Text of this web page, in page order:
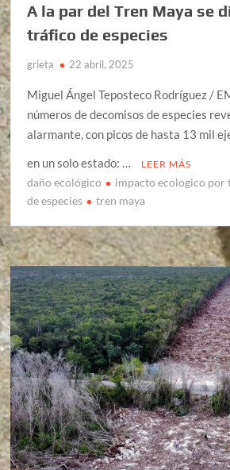
A la par del Tren Maya se
tráfico de especies
grieta 22 abril, 2025
Miguel Ángel Teposteco Rodríguez /
números de decomisos de especies
alarmante, con picos de hasta 13 mil
en un solo estado: …
LEER MÁS
daño ecológico impacto ecologico por
de especies
tren maya